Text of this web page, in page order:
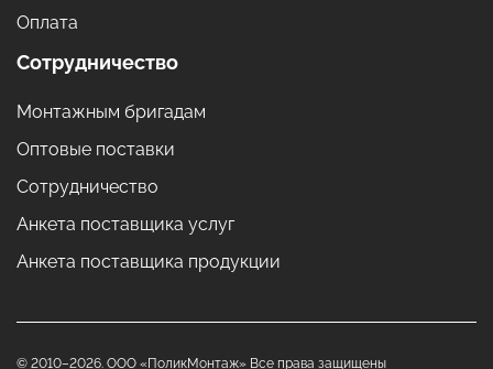
Оплата
Сотрудничество
Монтажным бригадам
Оптовые поставки
Сотрудничество
Анкета поставщика услуг
Анкета поставщика продукции
© 2010–2026. ООО «ПоликМонтаж» Все права защищены